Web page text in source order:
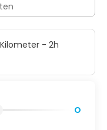
Kilometer - 2h